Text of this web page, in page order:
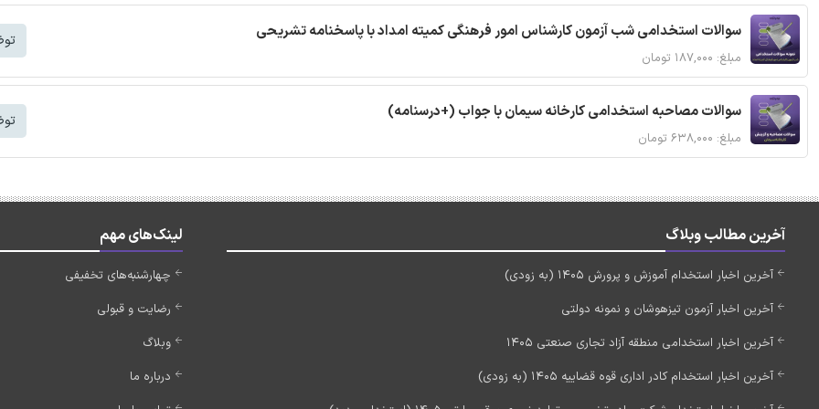
سوالات استخدامی شب آزمون کارشناس امور فرهنگی کمیته امداد با پاسخنامه تشریحی
مبلغ: ۱۸۷,۰۰۰ تومان
سوالات مصاحبه استخدامی کارخانه سیمان با جواب (+درسنامه)
مبلغ: ۶۳۸,۰۰۰ تومان
آخرین مطالب وبلاگ
آخرین اخبار استخدام آموزش و پرورش 1405 (به زودی)
آخرین اخبار آزمون تیزهوشان و نمونه دولتی
آخرین اخبار استخدامی منطقه آزاد تجاری صنعتی 1405
آخرین اخبار استخدام کادر اداری قوه قضاییه 1405 (به زودی)
لینک‌های مهم
چهارشنبه‌های تخفیفی
رضایت و قبولی
وبلاگ
درباره ما